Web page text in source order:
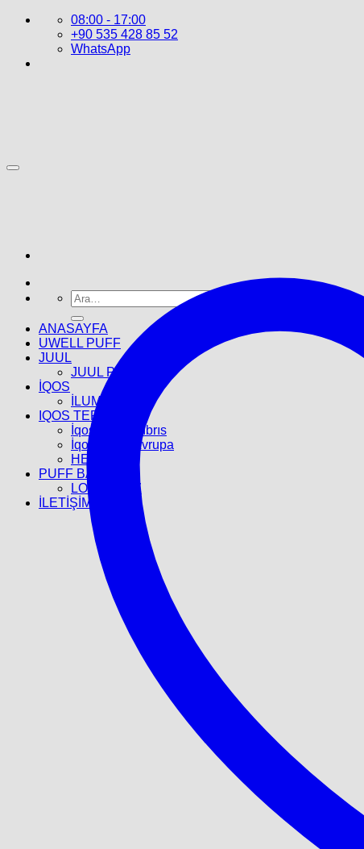
İçeriğe
08:00 - 17:00
+90 535 428 85 52
WhatsApp
Ara:
ANASAYFA
UWELL PUFF
JUUL
JUUL POD
İQOS
İLUMA
IQOS TEREA
İqos Terea Kıbrıs
İqos Terea Avrupa
HEETS
PUFF BAR
LOST BULZ
İLETİŞİM